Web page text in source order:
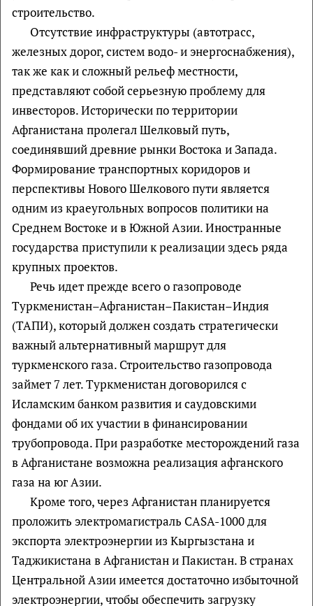
строительство.
Отсутствие инфраструктуры (автотрасс,
железных дорог, систем водо- и энергоснабжения),
так же как и сложный рельеф местности,
представляют собой серьезную проблему для
инвесторов. Исторически по территории
Афганистана пролегал Шелковый путь,
соединявший древние рынки Востока и Запада.
Формирование транспортных коридоров и
перспективы Нового Шелкового пути является
одним из краеугольных вопросов политики на
Среднем Востоке и в Южной Азии. Иностранные
государства приступили к реализации здесь ряда
крупных проектов.
Речь идет прежде всего о газопроводе
Туркменистан–Афганистан–Пакистан–Индия
(ТАПИ), который должен создать стратегически
важный альтернативный маршрут для
туркменского газа. Строительство газопровода
займет 7 лет. Туркменистан договорился с
Исламским банком развития и саудовскими
фондами об их участии в финансировании
трубопровода. При разработке месторождений газа
в Афганистане возможна реализация афганского
газа на юг Азии.
Кроме того, через Афганистан планируется
проложить электромагистраль CASA-1000 для
экспорта электроэнергии из Кыргызстана и
Таджикистана в Афганистан и Пакистан. В странах
Центральной Азии имеется достаточно избыточной
электроэнергии, чтобы обеспечить загрузку